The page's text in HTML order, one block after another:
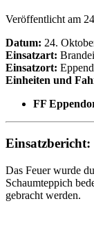
Veröffentlicht am
Datum: 24.
Einsatzart:
Einsatzort:
Einheiten und
FF
Einsatzbericht:
Das Feuer wurde
Schaumteppich
gebracht werden.